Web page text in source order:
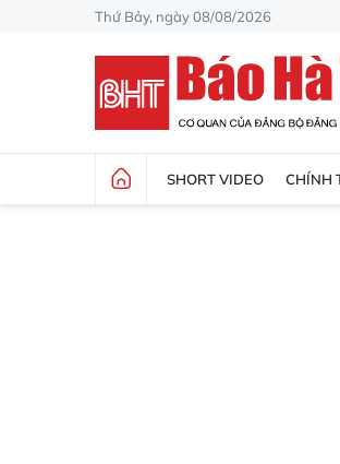
Thứ Bảy, ngày 08/08/2026
SHORT VIDEO CHÍNH